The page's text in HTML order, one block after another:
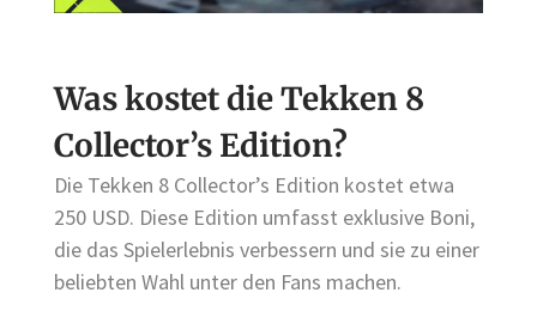
Was kostet die Tekken 8
Collector’s Edition?
Die Tekken 8 Collector’s Edition kostet etwa
250 USD. Diese Edition umfasst exklusive Boni,
die das Spielerlebnis verbessern und sie zu einer
beliebten Wahl unter den Fans machen.